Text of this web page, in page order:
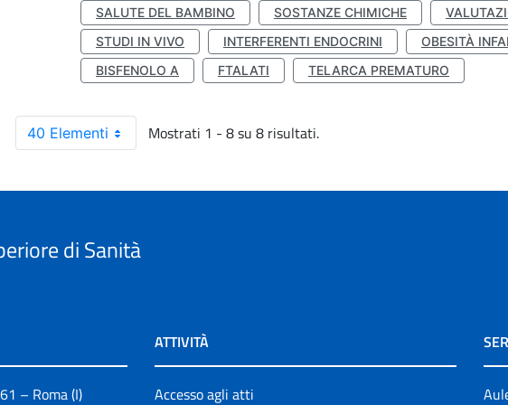
SALUTE DEL BAMBINO
SOSTANZE CHIMICHE
STUDI IN VIVO
INTERFERENTI ENDOCRINI OBESITÀ
BISFENOLO A
FTALATI TELARCA PREMATURO
40 Elementi Mostrati 1 - 8 su 8 risultati.
di Sanità
– Roma (I)
ATTIVITÀ
Accesso agli atti